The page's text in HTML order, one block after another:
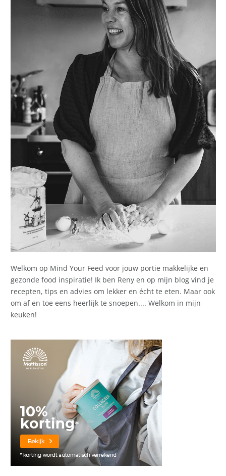
Welkom op Mind Your Feed voor jouw portie makkelijke en
gezonde food inspiratie! Ik ben Reny en op mijn blog vind je
recepten, tips en advies om lekker en écht te eten. Maar ook
om af en toe eens heerlijk te snoepen.... Welkom in mijn
keuken!